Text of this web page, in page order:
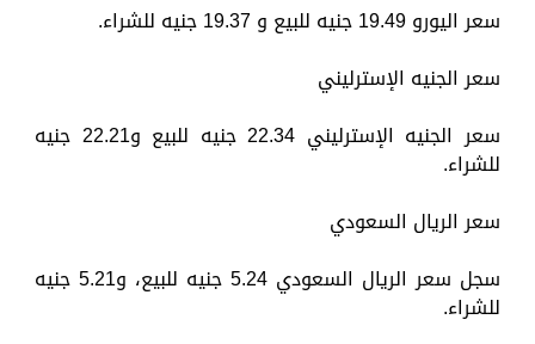
سعر اليورو 19.49 جنيه للبيع و 19.37 جنيه للشراء.
سعر الجنيه الإسترليني
سعر الجنيه الإسترليني 22.34 جنيه للبيع و22.21 جنيه
للشراء.
سعر الريال السعودي
سجل سعر الريال السعودي 5.24 جنيه للبيع، و5.21 جنيه
للشراء.